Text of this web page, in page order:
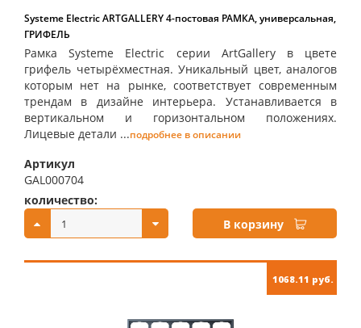
Systeme Electric ARTGALLERY 4-постовая РАМКА, универсальная,
ГРИФЕЛЬ
Рамка Systeme Electric серии ArtGallery в цвете
грифель четырёхместная. Уникальный цвет, аналогов
которым нет на рынке, соответствует современным
трендам в дизайне интерьера. Устанавливается в
вертикальном и горизонтальном положениях.
Лицевые детали ...подробнее в описании
Артикул
GAL000704
количество:
В корзину
1068.11 руб.